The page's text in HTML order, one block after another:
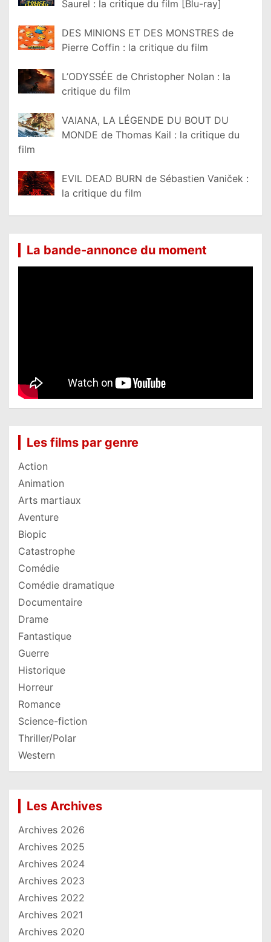
Saurel : la critique du film [Blu-ray]
DES MINIONS ET DES MONSTRES de
Pierre Coffin : la critique du film
L’ODYSSÉE de Christopher Nolan : la
critique du film
VAIANA, LA LÉGENDE DU BOUT DU
MONDE de Thomas Kail : la critique du
film
EVIL DEAD BURN de Sébastien Vaniček :
la critique du film
La bande-annonce du moment
Les films par genre
Action
Animation
Arts martiaux
Aventure
Biopic
Catastrophe
Comédie
Comédie dramatique
Documentaire
Drame
Fantastique
Guerre
Historique
Horreur
Romance
Science-fiction
Thriller/Polar
Western
Les Archives
Archives 2026
Archives 2025
Archives 2024
Archives 2023
Archives 2022
Archives 2021
Archives 2020